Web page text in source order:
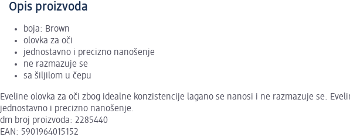
Opis proizvoda
boja: Brown
olovka za oči
jednostavno i precizno nanošenje
ne razmazuje se
sa šiljilom u čepu
Eveline olovka za oči zbog idealne konzistencije lagano se nanosi i ne razmazuje se.
jednostavno i precizno nanošenje.
dm broj proizvoda: 2285440
EAN: 5901964015152